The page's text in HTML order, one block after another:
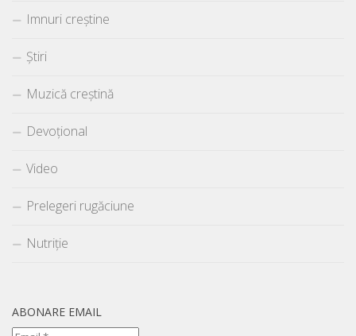
Imnuri creștine
Știri
Muzică creștină
Devoțional
Video
Prelegeri rugăciune
Nutriție
ABONARE EMAIL